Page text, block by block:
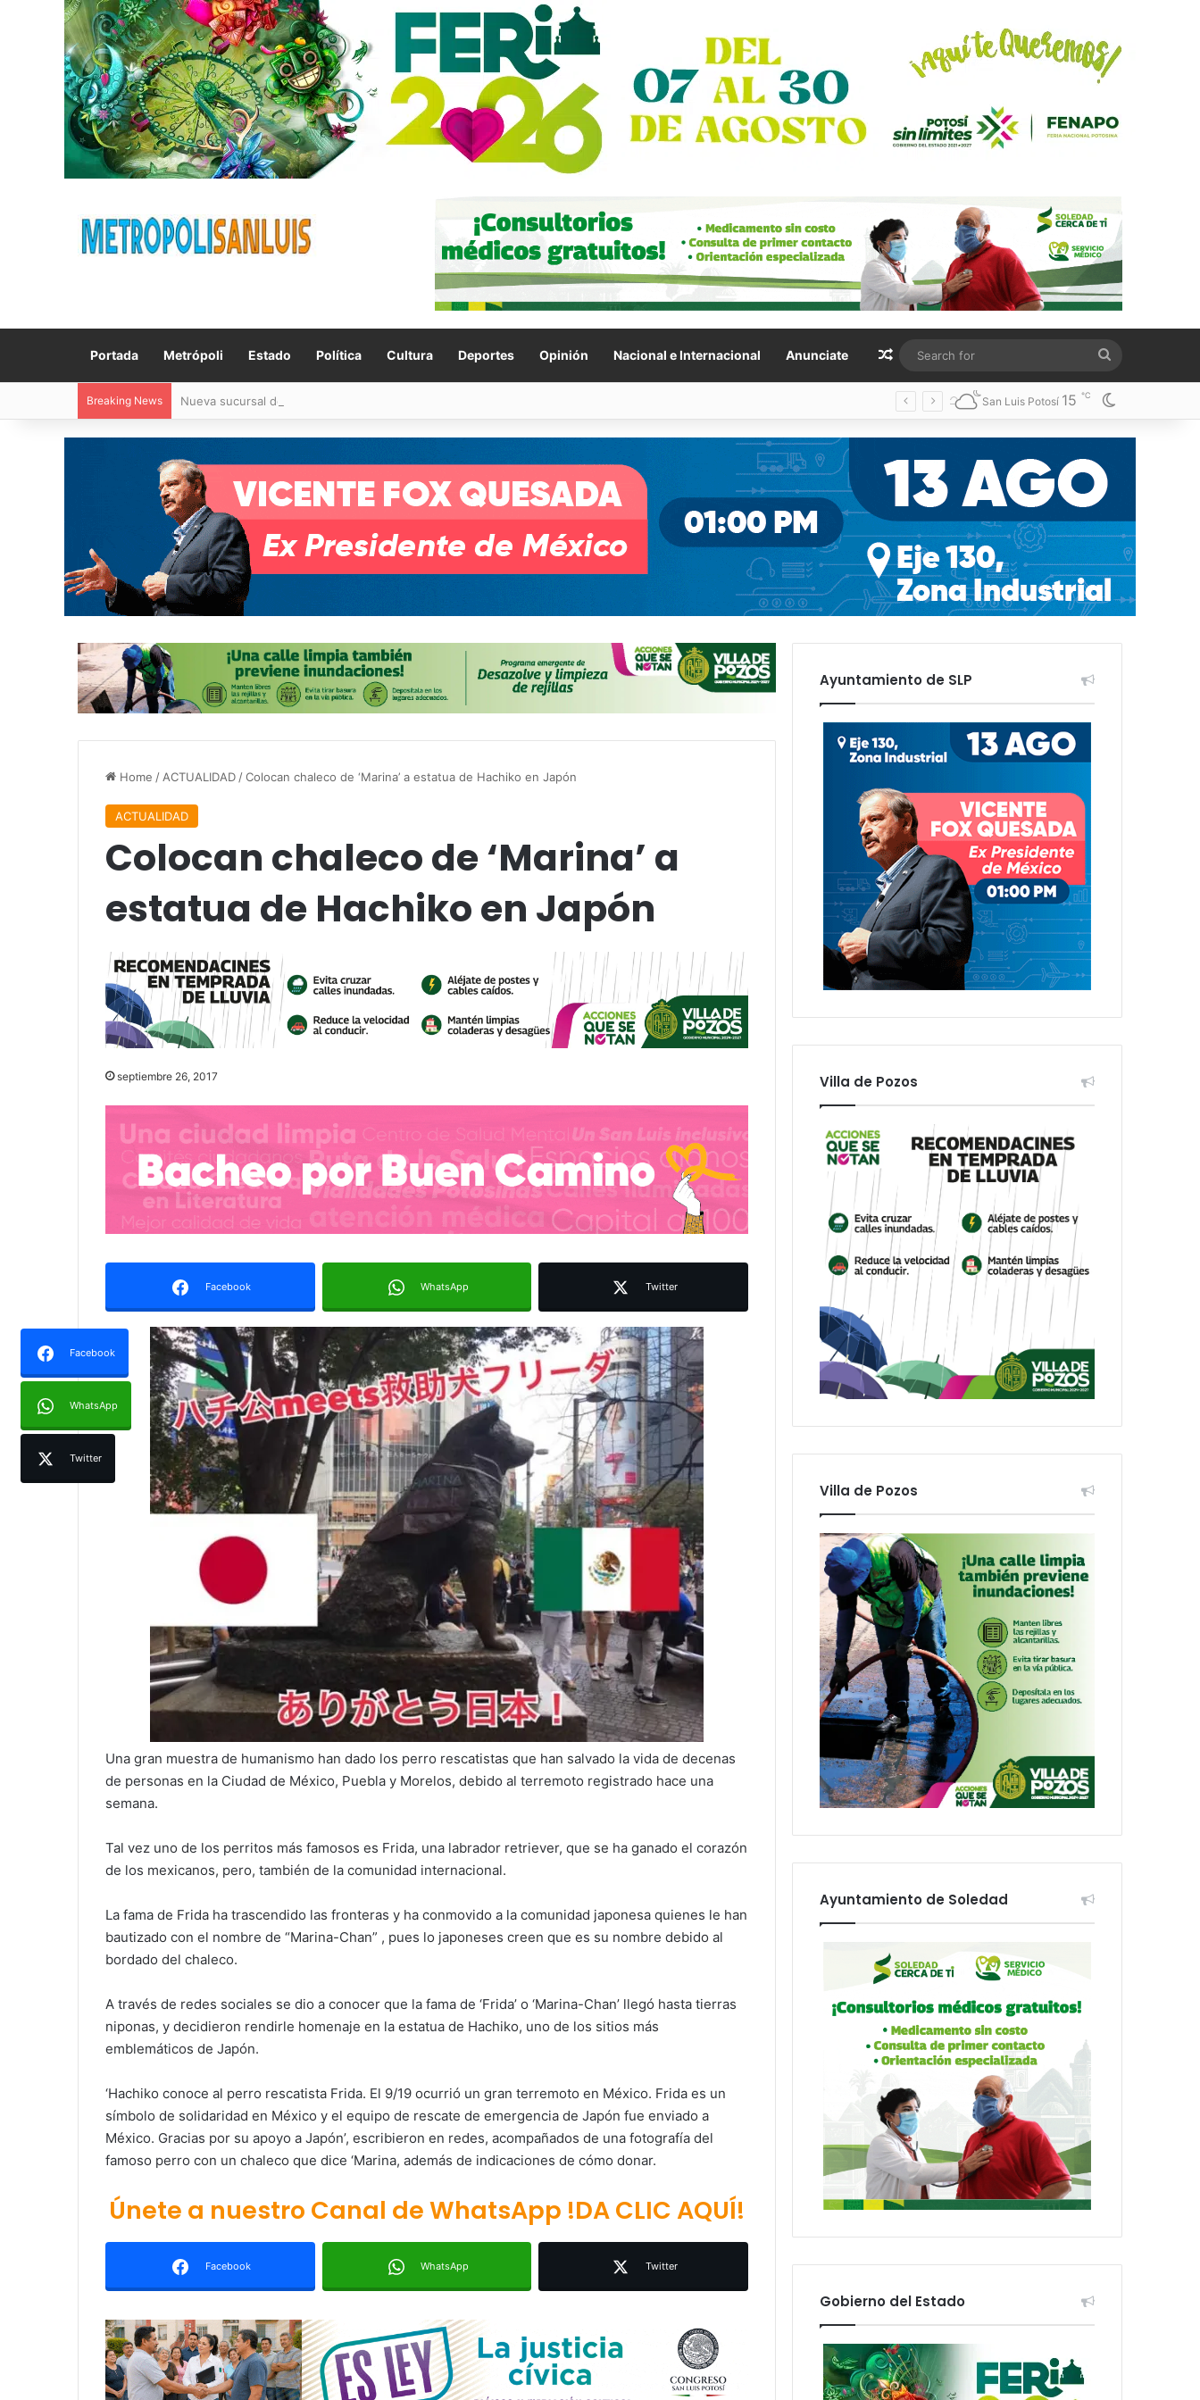
Portada Metrópoli Estado Política Cultura Deportes Opinión Nacional e Internacional Anunciate Random Article
for
Breaking News Nueva sucursal de CarneMart llega a Villa de Pozos con inversión y generación de empleos San Luis Potosí 15 ℃
Home / ACTUALIDAD /Colocan chaleco de ‘Marina’ a estatua de Hachiko en Japón
ACTUALIDAD
Colocan chaleco de ‘Marina’ a
estatua de Hachiko en Japón
septiembre 26, 2017
Facebook WhatsApp Twitter
Facebook
WhatsApp
Twitter
Una gran muestra de humanismo han dado los perro rescatistas que han salvado la vida de decenas
de personas en la Ciudad de México, Puebla y Morelos, debido al terremoto registrado hace una
semana.
Tal vez uno de los perritos más famosos es Frida, una labrador retriever, que se ha ganado el corazón
de los mexicanos, pero, también de la comunidad internacional.
La fama de Frida ha trascendido las fronteras y ha conmovido a la comunidad japonesa quienes le han
bautizado con el nombre de “Marina-Chan” , pues lo japoneses creen que es su nombre debido al
bordado del chaleco.
A través de redes sociales se dio a conocer que la fama de ‘Frida’ o ‘Marina-Chan’ llegó hasta tierras
niponas, y decidieron rendirle homenaje en la estatua de Hachiko, uno de los sitios más
emblemáticos de Japón.
‘Hachiko conoce al perro rescatista Frida. El 9/19 ocurrió un gran terremoto en México. Frida es un
símbolo de solidaridad en México y el equipo de rescate de emergencia de Japón fue enviado a
México. Gracias por su apoyo a Japón’, escribieron en redes, acompañados de una fotografía del
famoso perro con un chaleco que dice ‘Marina, además de indicaciones de cómo donar.
Únete a nuestro Canal de WhatsApp !DA CLIC AQUÍ!
Facebook WhatsApp Twitter
Ruth González destaca impacto del
nuevo paso a desnivel en la
movilidad estatal
Juan Manuel Navarro alista
segundo informe en Soledad y
destaca coordinación con
Gobierno del Estado
Luis Mejía inicia diagnóstico en
llegada tras renunciar al PRI
Carlos Arreola pide a morenistas no
adelantarse y denuncia guerra de
Ayuntamiento de SLP
Villa de Pozos
Villa de Pozos
Ayuntamiento de Soledad
Gobierno del Estado